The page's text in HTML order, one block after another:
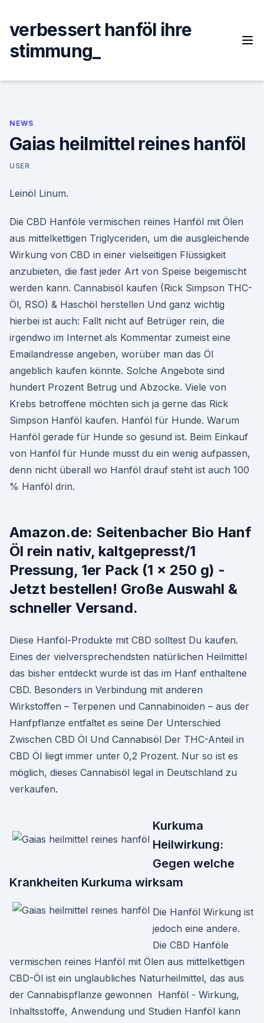
content
verbessert hanföl ihre
stimmung_
NEWS
Gaias heilmittel reines hanföl
USER
Leinöl Linum.
Die CBD Hanföle vermischen reines Hanföl mit Ölen
aus mittelkettigen Triglyceriden, um die ausgleichende
Wirkung von CBD in einer vielseitigen Flüssigkeit
anzubieten, die fast jeder Art von Speise beigemischt
werden kann. Cannabisöl kaufen (Rick Simpson THC-
Öl, RSO) & Haschöl herstellen Und ganz wichtig
hierbei ist auch: Fallt nicht auf Betrüger rein, die
irgendwo im Internet als Kommentar zumeist eine
Emailandresse angeben, worüber man das Öl
angeblich kaufen könnte. Solche Angebote sind
hundert Prozent Betrug und Abzocke. Viele von
Krebs betroffene möchten sich ja gerne das Rick
Simpson Hanföl kaufen. Hanföl für Hunde. Warum
Hanföl gerade für Hunde so gesund ist. Beim Einkauf
von Hanföl für Hunde musst du ein wenig aufpassen,
denn nicht überall wo Hanföl drauf steht ist auch 100
% Hanföl drin.
Amazon.de: Seitenbacher Bio Hanf
Öl rein nativ, kaltgepresst/1
Pressung, 1er Pack (1 x 250 g) -
Jetzt bestellen! Große Auswahl &
schneller Versand.
Diese Hanföl-Produkte mit CBD solltest Du kaufen.
Eines der vielversprechendsten natürlichen Heilmittel
das bisher entdeckt wurde ist das im Hanf enthaltene
CBD. Besonders in Verbindung mit anderen
Wirkstoffen – Terpenen und Cannabinoiden – aus der
Hanfpflanze entfaltet es seine Der Unterschied
Zwischen CBD Öl Und Cannabisöl Der THC-Anteil in
CBD Öl liegt immer unter 0,2 Prozent. Nur so ist es
möglich, dieses Cannabisöl legal in Deutschland zu
verkaufen.
Kurkuma
Heilwirkung:
Gegen welche
Krankheiten Kurkuma wirksam
Die Hanföl Wirkung ist
jedoch eine andere.
Die CBD Hanföle
vermischen reines Hanföl mit Ölen aus mittelkettigen
CBD-Öl ist ein unglaubliches Naturheilmittel, das aus
der Cannabispflanze gewonnen Hanföl - Wirkung,
Inhaltsstoffe, Anwendung und Studien Hanföl kann